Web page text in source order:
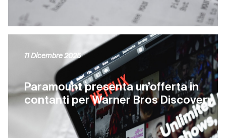
Paramount presenta un’offerta in
contanti per Warner Bros Discovery
11 Dicembre 2025